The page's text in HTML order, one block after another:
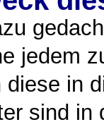
jedem
diese in
sind in